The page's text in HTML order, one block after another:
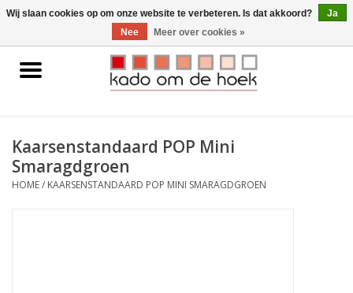
0 Artikelen - €0,00
Home
Gadgets
Kaarsenstandaard POP Mini
Smaragdgroen
HOME/ KAARSENSTANDAARD POP MINI SMARAGDGROEN
Wij slaan cookies op om onze website te verbeteren. Is dat akkoord?
Ja
Nee
Meer over cookies »